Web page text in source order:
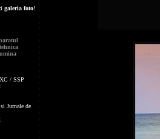
galeria foto!
tehnica
/ SSP
Jurnale de